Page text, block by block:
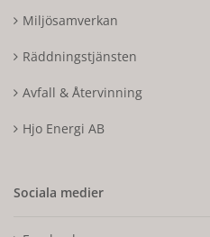
Miljösamverkan
Räddningstjänsten
Avfall & Återvinning
Hjo Energi AB
Sociala medier